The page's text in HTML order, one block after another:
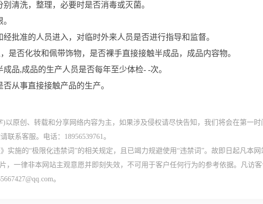
清洗，整理，必要时是否消毒或灭菌。
批准的人员进入，对临时外来人员是否进行指导和监督。
是否化妆和佩带饰物，是否裸手直接接触半成品，成品内容物。
品,成品的生产人员是否每年至少体检- -次。
从事直接接触产品的生产。
以原创、转载和分享网络内容为主，如果涉及侵权请尽快告知，我们将会在第一时
系客服。电话：18956539761。
实施的“极限化违禁词”的相关规定，且已竭力规避使用“违禁词”。故即日起凡本网
，一律非本网站主观意愿并即刻失效，不可用于客户任何行为的参考依据。凡访
。